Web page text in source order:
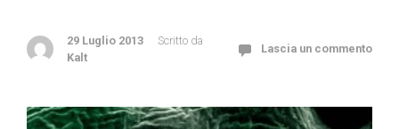
29 Luglio 2013
Scritto da
Kalt
Lascia un commento